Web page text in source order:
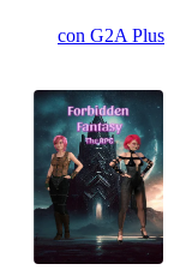
con G2A Plus